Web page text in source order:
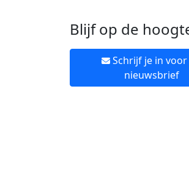
Blijf op de
Schrijf je in
nieuwsbrief